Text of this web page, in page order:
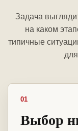
Задача
на каком
типичные
01
Выбор